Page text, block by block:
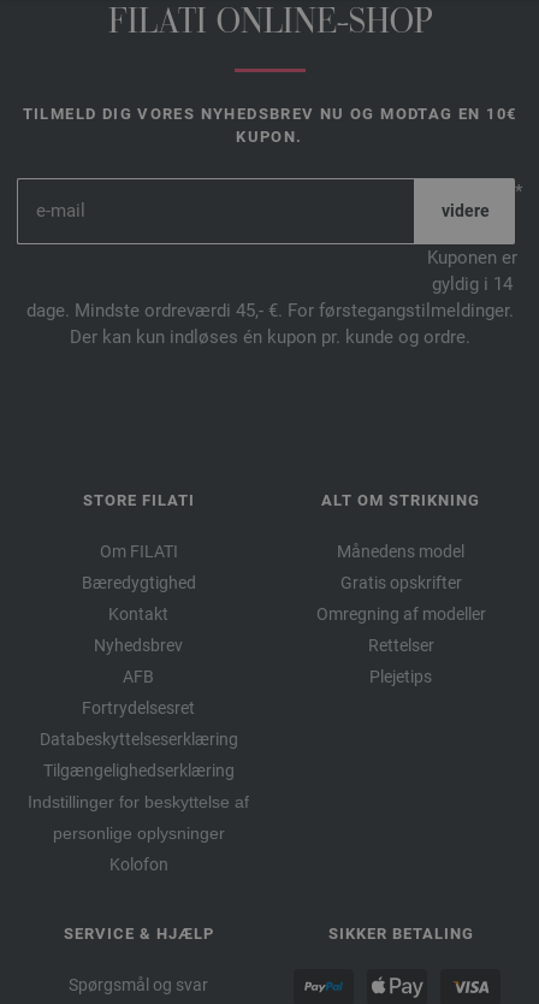
FILATI ONLINE-SHOP
TILMELD DIG VORES NYHEDSBREV NU OG MODTAG EN 10€
KUPON.
*
Kuponen er
gyldig i 14
dage. Mindste ordreværdi 45,- €. For førstegangstilmeldinger.
Der kan kun indløses én kupon pr. kunde og ordre.
STORE FILATI
Om FILATI
Bæredygtighed
Kontakt
Nyhedsbrev
AFB
Fortrydelsesret
Databeskyttelseserklæring
Tilgængelighedserklæring
Indstillinger for beskyttelse af
personlige oplysninger
Kolofon
ALT OM STRIKNING
Månedens model
Gratis opskrifter
Omregning af modeller
Rettelser
Plejetips
SERVICE & HJÆLP
Spørgsmål og svar
SIKKER BETALING